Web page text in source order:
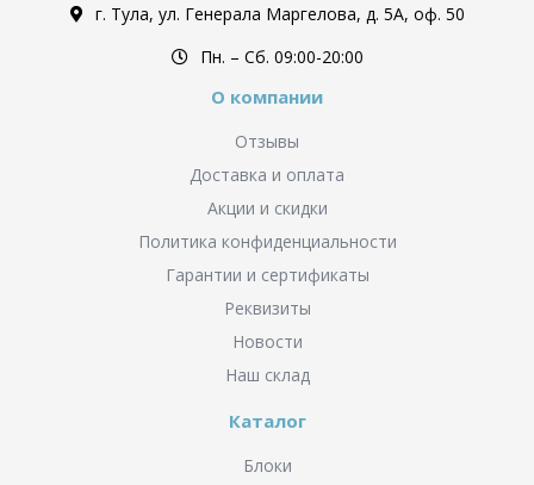
г. Тула, ул. Генерала Маргелова, д. 5А, оф. 50
Пн. – Cб. 09:00-20:00
О компании
Отзывы
Доставка и оплата
Акции и скидки
Политика конфиденциальности
Гарантии и сертификаты
Реквизиты
Новости
Наш склад
Каталог
Блоки